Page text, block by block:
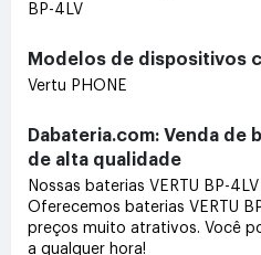
BP-4LV
Modelos de dispositivos
Vertu PHONE
Dabateria.com: Venda de
de alta qualidade
Nossas baterias VERTU BP-
Oferecemos baterias VERTU
preços muito atrativos. Você
a qualquer hora!